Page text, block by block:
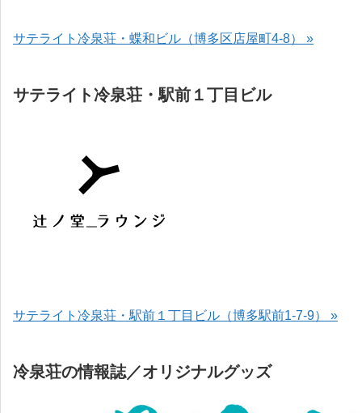
サテライト冷泉荘・蝶和ビル（博多区店屋町4-8） »
サテライト冷泉荘・駅前１丁目ビル
サテライト冷泉荘・駅前１丁目ビル（博多駅前1-7-9） »
冷泉荘の情報誌／オリジナルグッズ